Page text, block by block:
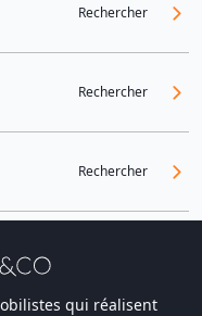
Rechercher
Rechercher
Rechercher
qui réalisent